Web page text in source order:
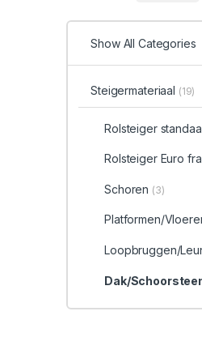
Show All Categories
Steigermateriaal (19)
Rolsteiger
Rolsteiger Euro
Schoren (3)
Platformen/
Loopbruggen/
Dak/